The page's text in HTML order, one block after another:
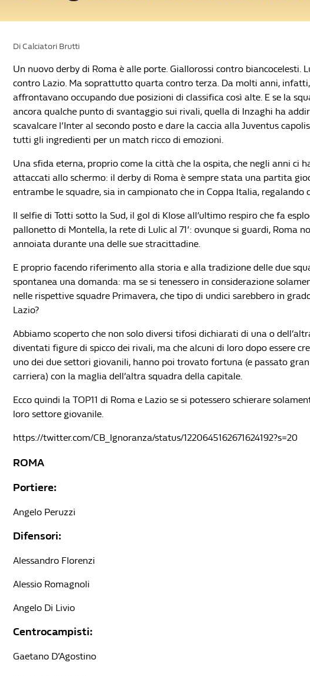
Di Calciatori Brutti
Un nuovo derby di Roma è alle porte. Giallorossi contro biancocelesti.
contro Lazio. Ma soprattutto quarta contro terza. Da molti anni, infatti,
affrontavano occupando due posizioni di classifica così alte. E se la
ancora qualche punto di svantaggio sui rivali, quella di Inzaghi ha
scavalcare l’Inter al secondo posto e dare la caccia alla Juventus
tutti gli ingredienti per un match ricco di emozioni.
Una sfida eterna, proprio come la città che la ospita, che negli anni ci
attaccati allo schermo: il derby di Roma è sempre stata una partita
entrambe le squadre, sia in campionato che in Coppa Italia, regalando
Il selfie di Totti sotto la Sud, il gol di Klose all’ultimo respiro che fa
pallonetto di Montella, la rete di Lulic al 71’: ovunque si guardi, Roma
annoiata durante una delle sue stracittadine.
E proprio facendo riferimento alla storia e alla tradizione delle due
spontanea una domanda: ma se si tenessero in considerazione
nelle rispettive squadre Primavera, che tipo di undici sarebbero in
Lazio?
Abbiamo scoperto che non solo diversi tifosi dichiarati di una o
diventati figure di spicco dei rivali, ma che alcuni di loro dopo essere
uno dei due settori giovanili, hanno poi trovato fortuna (e passato
carriera) con la maglia dell’altra squadra della capitale.
Ecco quindi la TOP11 di Roma e Lazio se si potessero schierare
loro settore giovanile.
https://twitter.com/CB_Ignoranza/status/1220645162671624192?s=20
ROMA
Portiere:
Angelo Peruzzi
Difensori:
Alessandro Florenzi
Alessio Romagnoli
Angelo Di Livio
Centrocampisti:
Gaetano D’Agostino